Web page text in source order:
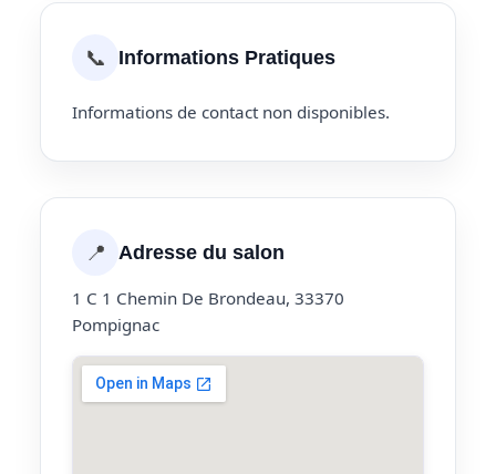
📞 Informations Pratiques
Informations de contact non disponibles.
📍 Adresse du salon
1 C 1 Chemin De Brondeau, 33370
Pompignac